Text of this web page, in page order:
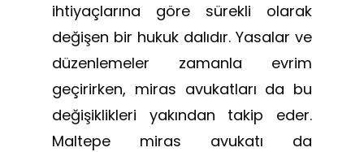
ihtiyaçlarına göre sürekli olarak
değişen bir hukuk dalıdır. Yasalar ve
düzenlemeler zamanla evrim
geçirirken, miras avukatları da bu
değişiklikleri yakından takip eder.
Maltepe miras avukatı da